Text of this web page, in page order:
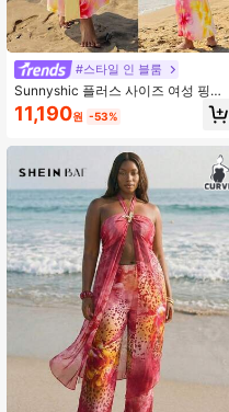
#스타일 인 블룸
Sunnyshic 플러스 사이즈 여성 핑크
플로럴 여름 보헤미안 휴가 홀터넥 홀
로우아웃 탑 & 타이다이 하이웨스트
11,190원 -53%